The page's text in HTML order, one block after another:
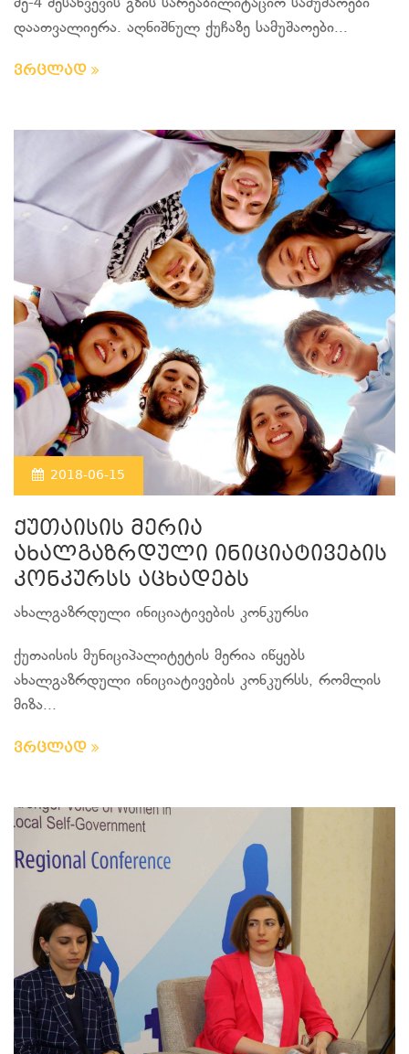
მე-4 შესახვევის გზის სარეაბილიტაციო სამუშაოები
დაათვალიერა. აღნიშნულ ქუჩაზე სამუშაოები...
ვრცლად
2018-06-15
ქუთაისის მერია
ახალგაზრდული ინიციატივების
კონკურსს აცხადებს
ახალგაზრდული ინიციატივების კონკურსი
ქუთაისის მუნიციპალიტეტის მერია იწყებს
ახალგაზრდული ინიციატივების კონკურსს, რომლის
მიზა...
ვრცლად